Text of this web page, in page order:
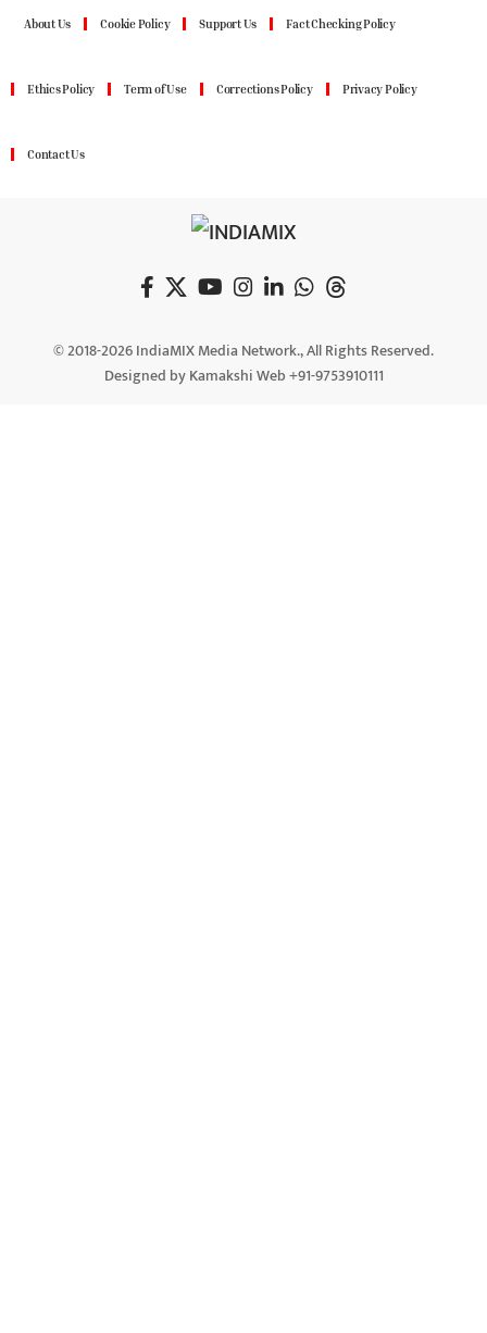
About Us Cookie Policy Support Us Fact Checking Policy
Ethics Policy Term of Use Corrections Policy Privacy Policy
Contact Us
© 2018-2026 IndiaMIX Media Network., All Rights Reserved.
Designed by Kamakshi Web +91-9753910111